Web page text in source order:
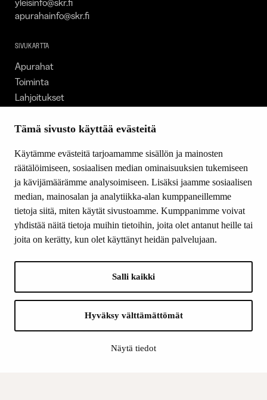
Tämä sivusto käyttää evästeitä
Käytämme evästeitä tarjoamamme sisällön ja mainosten
räätälöimiseen, sosiaalisen median ominaisuuksien tukemiseen
ja kävijämäärämme analysoimiseen. Lisäksi jaamme sosiaalisen
median, mainosalan ja analytiikka-alan kumppaneillemme
tietoja siitä, miten käytät sivustoamme. Kumppanimme voivat
yhdistää näitä tietoja muihin tietoihin, joita olet antanut heille tai
joita on kerätty, kun olet käyttänyt heidän palvelujaan.
Salli kaikki
Hyväksy välttämättömät
Näytä tiedot
yleisinfo@skr.fi
apurahainfo@skr.fi
SIVUKARTTA
Apurahat
Toiminta
Lahjoitukset
Ajankohtaista
Yhteystiedot
SEURAA MEITÄ
Facebook
Instagram
LinkedIn
Suomen Kulttuurirahasto: